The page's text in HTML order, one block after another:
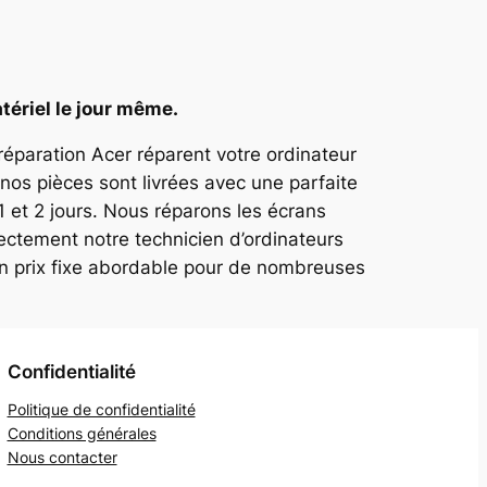
le jour même.
Acer réparent votre ordinateur
pièces sont livrées avec une parfaite
2 jours. Nous réparons les écrans
notre technicien d’ordinateurs
prix fixe abordable pour de nombreuses
Confidentialité
Politique de confidentialité
Conditions générales
Nous contacter